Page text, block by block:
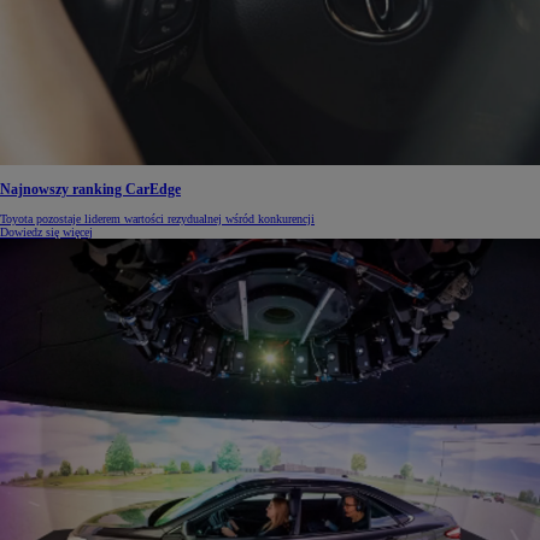
Najnowszy ranking CarEdge
Toyota pozostaje liderem wartości rezydualnej wśród konkurencji
Dowiedz się więcej